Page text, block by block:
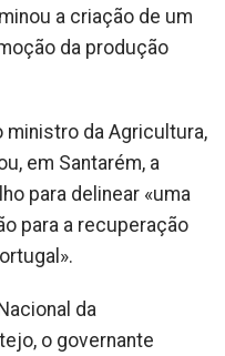
a criação de um
da produção
ministro da Agricultura,
em Santarém, a
para delinear «uma
para a recuperação
da
o governante